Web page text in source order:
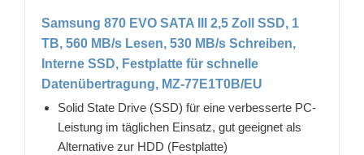
Samsung 870 EVO SATA III 2,5 Zoll SSD, 1
TB, 560 MB/s Lesen, 530 MB/s Schreiben,
Interne SSD, Festplatte für schnelle
Datenübertragung, MZ-77E1T0B/EU
Solid State Drive (SSD) für eine verbesserte PC-
Leistung im täglichen Einsatz, gut geeignet als
Alternative zur HDD (Festplatte)